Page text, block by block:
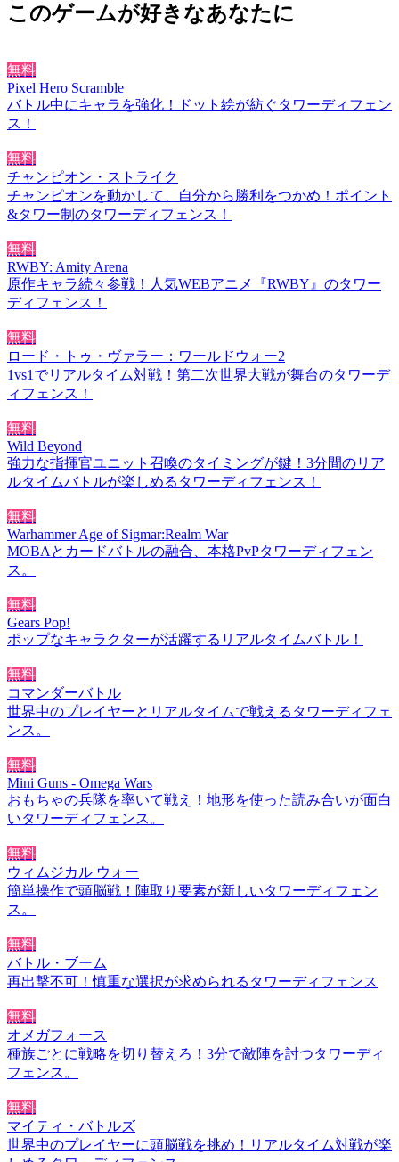
このゲームが好きなあなたに
無料
Pixel Hero Scramble
バトル中にキャラを強化！ドット絵が紡ぐタワーディフェン
ス！
無料
チャンピオン・ストライク
チャンピオンを動かして、自分から勝利をつかめ！ポイント
&タワー制のタワーディフェンス！
無料
RWBY: Amity Arena
原作キャラ続々参戦！人気WEBアニメ『RWBY』のタワー
ディフェンス！
無料
ロード・トゥ・ヴァラー：ワールドウォー2
1vs1でリアルタイム対戦！第二次世界大戦が舞台のタワーデ
ィフェンス！
無料
Wild Beyond
強力な指揮官ユニット召喚のタイミングが鍵！3分間のリア
ルタイムバトルが楽しめるタワーディフェンス！
無料
Warhammer Age of Sigmar:Realm War
MOBAとカードバトルの融合、本格PvPタワーディフェン
ス。
無料
Gears Pop!
ポップなキャラクターが活躍するリアルタイムバトル！
無料
コマンダーバトル
世界中のプレイヤーとリアルタイムで戦えるタワーディフェ
ンス。
無料
Mini Guns - Omega Wars
おもちゃの兵隊を率いて戦え！地形を使った読み合いが面白
いタワーディフェンス。
無料
ウィムジカル ウォー
簡単操作で頭脳戦！陣取り要素が新しいタワーディフェン
ス。
無料
バトル・ブーム
再出撃不可！慎重な選択が求められるタワーディフェンス
無料
オメガフォース
種族ごとに戦略を切り替えろ！3分で敵陣を討つタワーディ
フェンス。
無料
マイティ・バトルズ
世界中のプレイヤーに頭脳戦を挑め！リアルタイム対戦が楽